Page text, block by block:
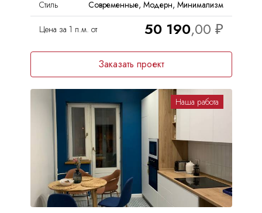
Стиль
Современные, Модерн, Минимализм
Цена за 1 п.м. от 50 190
Заказать проект
Наша работа